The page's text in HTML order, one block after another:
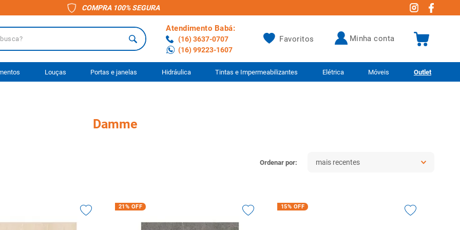
COMPRA 100% SEGURA
Atendimento Babá:
(16) 3637-0707
(16) 99223-1607
Favoritos minha conta
Louças Portas e janelas Hidráulica Tintas e Impermeabilizantes Elétrica Móveis Outlet
Damme
mais recentes
21% OFF 15% OFF